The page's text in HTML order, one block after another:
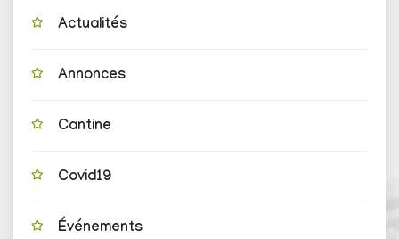
Actualités
Annonces
Cantine
Covid19
Événements